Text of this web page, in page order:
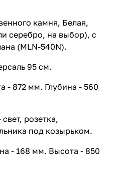
камня, Белая,
серебро, на выбор), с
(MLN-540N).
95 см.
- 872 мм. Глубина - 560
розетка,
под козырьком.
- 168 мм. Высота - 850